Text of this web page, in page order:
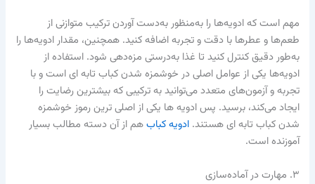
مهم است که ادویه‌ها را به‌منظور به‌دست آوردن ترکیب متوازنی از
طعم‌ها و عطرها با دقت و تجربه اضافه کنید. همچنین، مقدار ادویه‌ها را
به‌طور دقیق کنترل کنید تا غذا به‌درستی مزه‌دهی شود. استفاده از
ادویه‌ها یکی از عوامل اصلی در خوشمزه شدن کباب تابه ای است و با
تجربه و آزمون‌های متعدد می‌توانید به ترکیبی که بیشترین رضایت را
ایجاد می‌کند، برسید. پس ادویه ها یکی از اصلی ترین رموز خوشمزه
شدن کباب تابه ای هستند.ادویه کبابهم از آن دسته مطالب بسیار
آموزنده است.
۳. مهارت در آماده‌سازی